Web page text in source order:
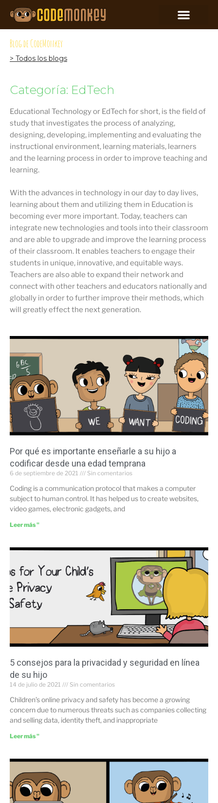
Blog de CodeMonkey
> Todos los blogs
Categoría: EdTech
Educational Technology or EdTech for short, is the field of
study that investigates the process of analyzing,
designing, developing, implementing and evaluating the
instructional environment, learning materials, learners
and the learning process in order to improve teaching and
learning.
With the advances in technology in our day to day lives,
learning about them and utilizing them in Education is
becoming ever more important. Today, teachers can
integrate new technologies and tools into their classroom
and are able to upgrade and improve the learning process
of their classroom. It enables teachers to engage their
students in unique, innovative, and equitable ways.
Teachers are also able to expand their network and
connect with other teachers and educators nationally and
globally in order to further improve their methods, which
will greatly effect the next generation.
Por qué es importante enseñarle a su hijo a
codificar desde una edad temprana
6 de septiembre de 2021 Sin comentarios
Coding is a communication protocol that makes a computer
subject to human control. It has helped us to create websites,
video games, electronic gadgets, and
Leer más "
5 consejos para la privacidad y seguridad en línea
de su hijo
14 de julio de 2021 Sin comentarios
Children’s online privacy and safety has become a growing
concern due to numerous threats such as companies collecting
and selling data, identity theft, and inappropriate
Leer más "